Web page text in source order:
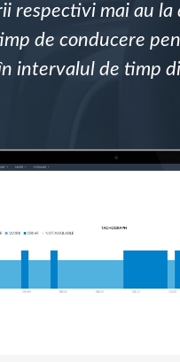
toate facilitatile
de economii
respectivi mai au la
de conducere
intervalul de timp